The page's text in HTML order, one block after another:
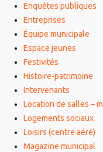
Enquêtes publiques
Entreprises
Équipe municipale
Espace jeunes
Festivités
Histoire-patrimoine
Intervenants
Location de salles –
Logements sociaux
Loisirs (centre aéré)
Magazine municipal